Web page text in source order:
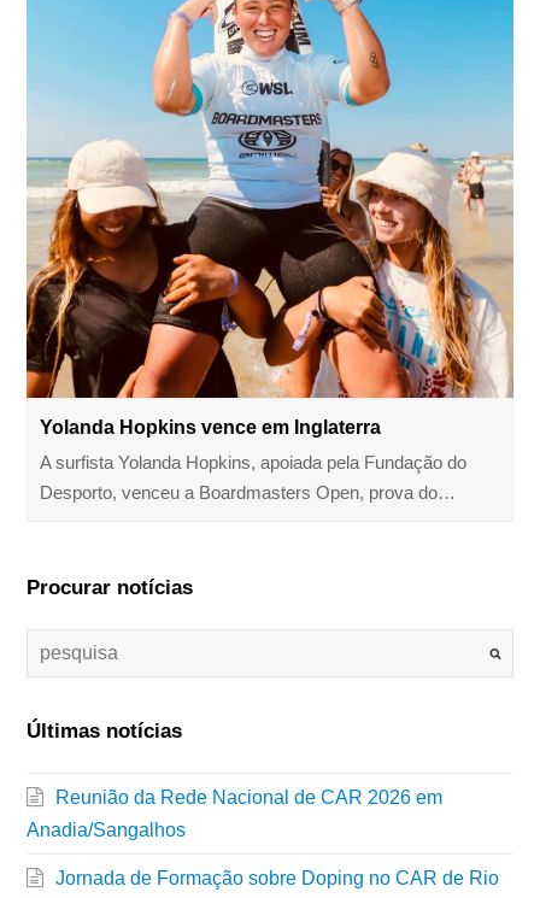
Yolanda Hopkins vence em Inglaterra
A surfista Yolanda Hopkins, apoiada pela Fundação do
Desporto, venceu a Boardmasters Open, prova do…
Procurar notícias
Últimas notícias
Reunião da Rede Nacional de CAR 2026 em
Anadia/Sangalhos
Jornada de Formação sobre Doping no CAR de Rio